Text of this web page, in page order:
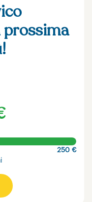
prossima
250 €